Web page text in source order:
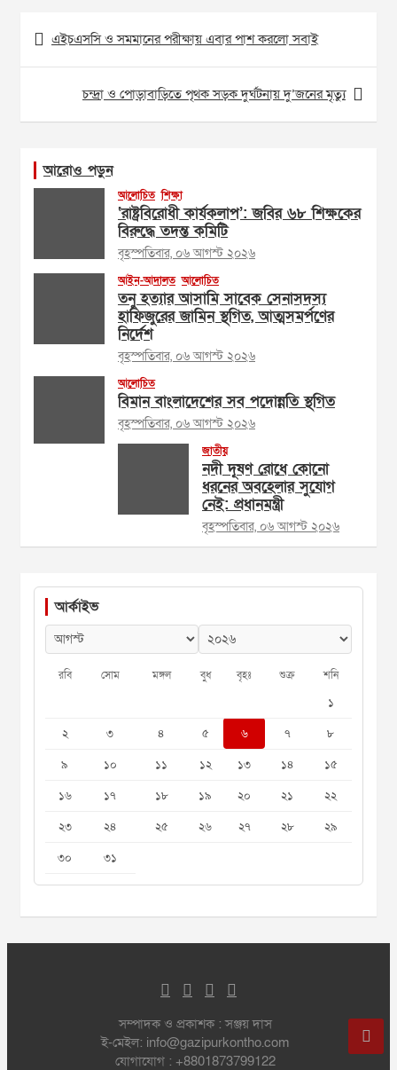
Post
navigation
এইচএসসি ও সমমানের পরীক্ষায় এবার পাশ করলো সবাই
চন্দ্রা ও পোড়াবাড়িতে পৃথক সড়ক দুর্ঘটনায় দু’জনের মৃত্যু
আরোও পড়ুন
আলোচিত শিক্ষা
‘রাষ্ট্রবিরোধী কার্যকলাপ’: জবির ৬৮ শিক্ষকের
বিরুদ্ধে তদন্ত কমিটি
বৃহস্পতিবার, ০৬ আগস্ট ২০২৬
আইন-আদালত আলোচিত
তনু হত্যার আসামি সাবেক সেনাসদস্য
হাফিজুরের জামিন স্থগিত, আত্মসমর্পণের
নির্দেশ
বৃহস্পতিবার, ০৬ আগস্ট ২০২৬
আলোচিত
বিমান বাংলাদেশের সব পদোন্নতি স্থগিত
বৃহস্পতিবার, ০৬ আগস্ট ২০২৬
জাতীয়
নদী দূষণ রোধে কোনো
ধরনের অবহেলার সুযোগ
নেই: প্রধানমন্ত্রী
বৃহস্পতিবার, ০৬ আগস্ট ২০২৬
আর্কাইভ
রবি সোম মঙ্গল বুধ বৃহঃ শুক্র শনি
১
২
৩ ৪ ৫ ৬ ৭
৮
৯
১০ ১১ ১২ ১৩ ১৪
১৫
১৬
১৭ ১৮ ১৯ ২০ ২১
২২
২৩
২৪ ২৫ ২৬ ২৭ ২৮
২৯
৩০
৩১
সম্পাদক ও প্রকাশক : সঞ্জয় দাস
ই-মেইল: info@gazipurkontho.com
যোগাযোগ : +8801873799122